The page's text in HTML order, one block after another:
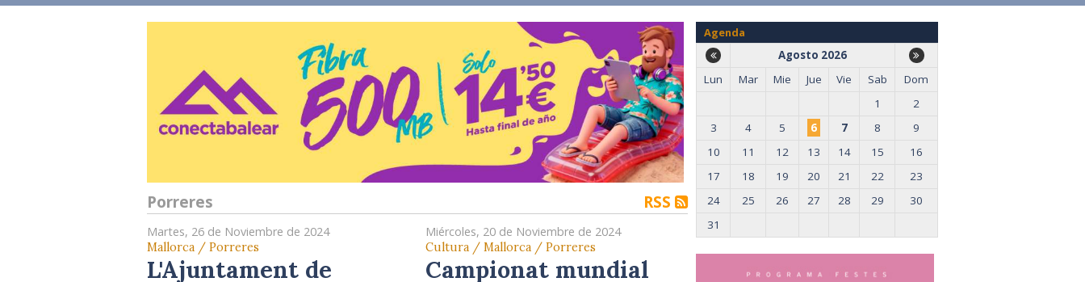
Porreres RSS
Martes, 26 de Noviembre de 2024
Mallorca / Porreres
L'Ajuntament de
Miércoles, 20 de Noviembre de 2024
Cultura / Mallorca / Porreres
Campionat mundial
Agenda
Agosto 2026
Lun
Mar Mie Jue Vie Sab
Dom
1
2
3
4 5 6 7 8
9
10
11 12 13 14 15
16
17
18 19 20 21 22
23
24
25 26 27 28 29
30
31